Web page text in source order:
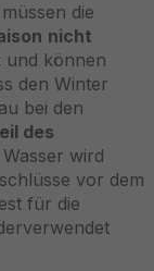
die
nicht
und können
den Winter
bei den
des
Wasser wird
vor dem
für die